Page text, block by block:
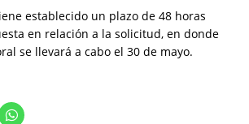
establecido un plazo de 48 horas
en relación a la solicitud, en donde
se llevará a cabo el 30 de mayo.